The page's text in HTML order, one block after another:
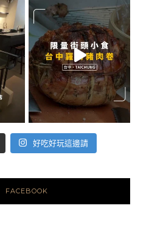
好吃好玩這邊請
FACEBOOK